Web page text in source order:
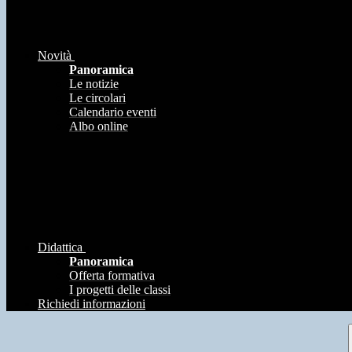
Novità
Panoramica
Le notizie
Le circolari
Calendario eventi
Albo online
Didattica
Panoramica
Offerta formativa
I progetti delle classi
Richiedi informazioni